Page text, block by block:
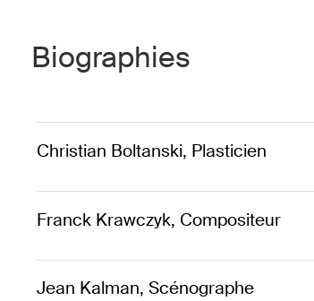
Biographies
Christian Boltanski, Plasticien
Franck Krawczyk, Compositeur
Jean Kalman, Scénographe